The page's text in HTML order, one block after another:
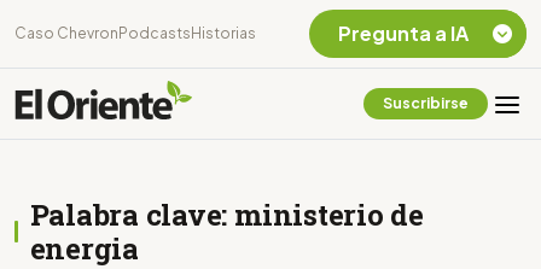
Caso Chevron Podcasts Historias
Suscribirse
Palabra clave: ministerio de
energia
Pregunta a IA
Listar destinos